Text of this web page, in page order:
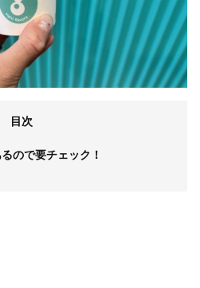
目次
ので要チェック！